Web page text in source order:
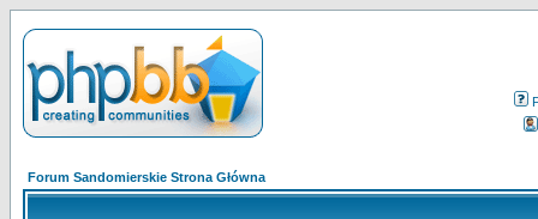
Forum Sandomierskie Strona Główna